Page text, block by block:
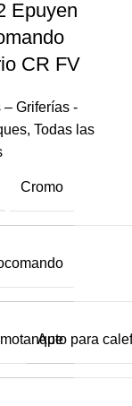
Cromo
Epuyen
CR FV
– Griferías -
, Todas las
Apto para